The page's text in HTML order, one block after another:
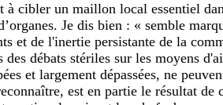
cibler un maillon local essentiel
Je dis bien : « semble
et de l'inertie persistante de la
débats stériles sur les moyens
et largement dépassées, ne
est en partie le résultat de